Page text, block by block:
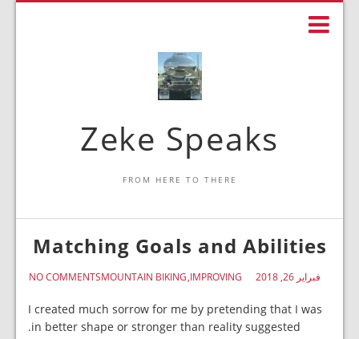
Zeke Speaks
FROM HERE TO THERE
Matching Goals and Abilities
فبراير 26, 2018 IMPROVING
MOUNTAIN BIKING
NO COMMENTS
I created much sorrow for me by pretending that I was
in better shape or stronger than reality suggested.